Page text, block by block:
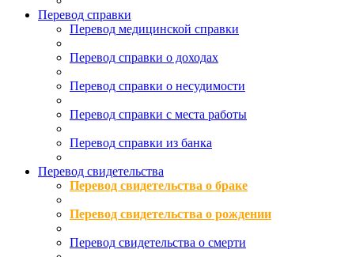
Перевод справки
Перевод медицинской справки
Перевод справки о доходах
Перевод справки о несудимости
Перевод справки с места работы
Перевод справки из банка
Перевод свидетельства
Перевод свидетельства о браке
Перевод свидетельства о рождении
Перевод свидетельства о смерти